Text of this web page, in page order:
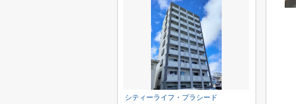
シティーライフ・プラシード